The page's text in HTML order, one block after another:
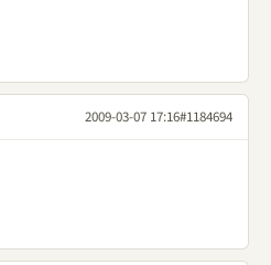
2009-03-07 17:16#1184694